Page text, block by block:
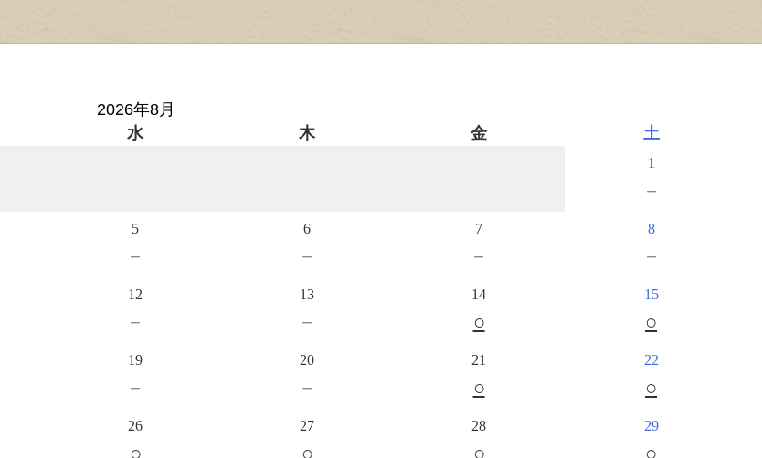
2026年8月
水 木 金 土
1
－
5
－
6
－
7
－
8
－
12
－
13
－
14
○
15
○
19
－
20
－
21
○
22
○
26
○
27
○
28
○
29
○